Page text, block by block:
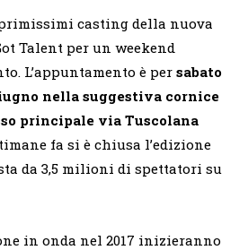
casting della nuova
Talent per un weekend
L’appuntamento è per sabato
nella suggestiva cornice
principale via Tuscolana
fa si è chiusa l’edizione
da 3,5 milioni di spettatori su
in onda nel 2017 inizieranno